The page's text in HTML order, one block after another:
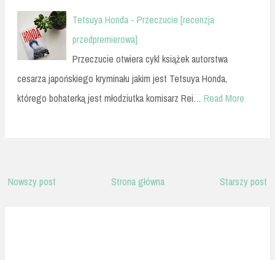
Tetsuya Honda - Przeczucie [recenzja
przedpremierowa]
Przeczucie otwiera cykl książek autorstwa
cesarza japońskiego kryminału jakim jest Tetsuya Honda,
którego bohaterką jest młodziutka komisarz Rei… Read More
Nowszy post Starszy post
Strona główna